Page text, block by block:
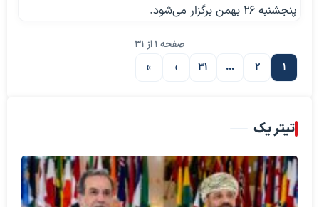
پنجشنبه ۲۶ بهمن برگزار می‌شود.
صفحه 1 از 31
1
2
…
31 صفحه بعدی›
»
تیتر یک